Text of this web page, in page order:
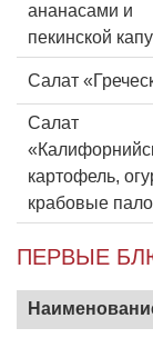
ананасами и
пекинской
Салат
Салат
картофель,
крабовые
ПЕРВЫЕ